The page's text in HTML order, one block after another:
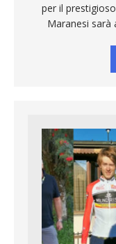
per il
Maranesi sarà